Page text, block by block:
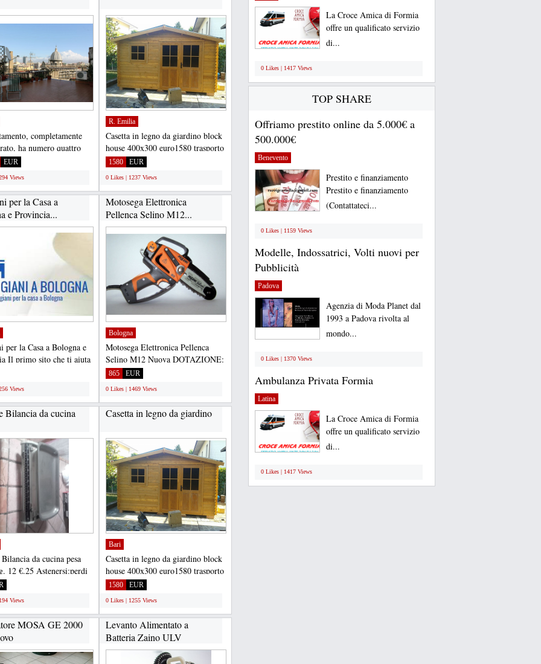
completamente
ha numero quattro
e due...
EUR
Views
R. Emilia
Casetta in legno da giardino block
house 400x300 euro1580 trasporto
gratuito spessore...
1580 EUR
0 Likes | 1237 Views
per la Casa a
e Provincia...
per la Casa a Bologna e
Il primo sito che ti aiuta
Views
Motosega Elettronica
Pellenca Selino M12...
Bologna
Motosega Elettronica Pellenca
Selino M12 Nuova DOTAZIONE:
1 valigetta 1 cordone di...
865 EUR
0 Likes | 1469 Views
Bilancia da cucina
da cucina pesa
12 €.25 Astenersi:perdi
...
Views
Casetta in legno da giardino
Bari
Casetta in legno da giardino block
house 400x300 euro1580 trasporto
gratuito spessore...
1580 EUR
0 Likes | 1255 Views
MOSA GE 2000
Levanto Alimentato a
Batteria Zaino ULV
VAPORIZZATORE-
La Croce Amica di Formia
offre un qualificato servizio
di...
0 Likes | 1417 Views
TOP SHARE
Offriamo prestito online da 5.000€ a
500.000€
Benevento
Prestito e finanziamento
Prestito e finanziamento
(Contattateci...
0 Likes | 1159 Views
Modelle, Indossatrici, Volti nuovi per
Pubblicità
Padova
Agenzia di Moda Planet dal
1993 a Padova rivolta al
mondo...
0 Likes | 1370 Views
Ambulanza Privata Formia
Latina
La Croce Amica di Formia
offre un qualificato servizio
di...
0 Likes | 1417 Views